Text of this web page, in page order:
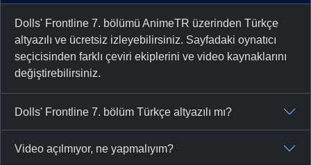
Dolls' Frontline 7. bölümü AnimeTR üzerinden Türkçe
altyazılı ve ücretsiz izleyebilirsiniz. Sayfadaki oynatıcı
seçicisinden farklı çeviri ekiplerini ve video kaynaklarını
değiştirebilirsiniz.
Dolls' Frontline 7. bölüm Türkçe altyazılı mı?
Video açılmıyor, ne yapmalıyım?